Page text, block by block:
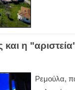
η
Ρεμούλα,